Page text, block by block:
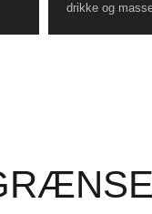
drikke og